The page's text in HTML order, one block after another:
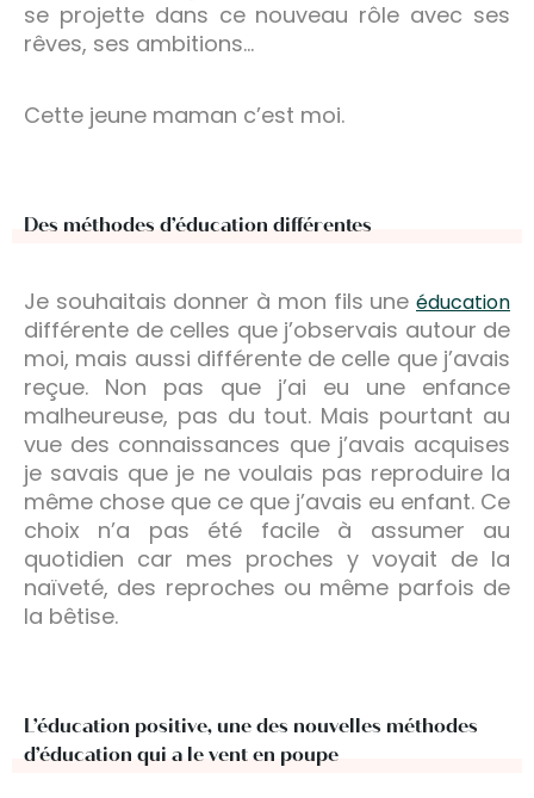
se projette dans ce nouveau rôle avec ses
rêves, ses ambitions…
Cette jeune maman c’est moi.
Des méthodes d’éducation différentes
Je souhaitais donner à mon fils une éducation
différente de celles que j’observais autour de
moi, mais aussi différente de celle que j’avais
reçue. Non pas que j’ai eu une enfance
malheureuse, pas du tout. Mais pourtant au
vue des connaissances que j’avais acquises
je savais que je ne voulais pas reproduire la
même chose que ce que j’avais eu enfant. Ce
choix n’a pas été facile à assumer au
quotidien car mes proches y voyait de la
naïveté, des reproches ou même parfois de
la bêtise.
L’éducation positive, une des nouvelles méthodes
d’éducation qui a le vent en poupe